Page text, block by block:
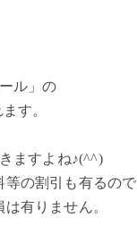
ル」の
す。
ますよね♪(^^)
等の割引も有るので
有りません。